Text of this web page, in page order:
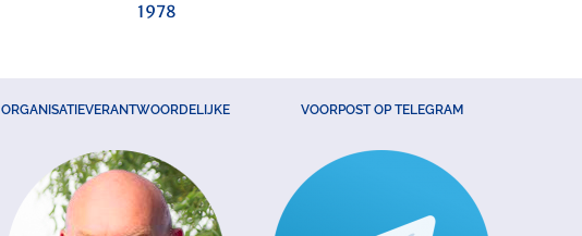
1978
ORGANISATIEVERANTWOORDELIJKE VOORPOST OP TELEGRAM